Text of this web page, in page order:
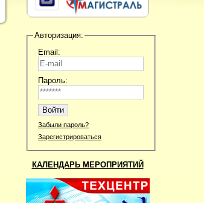
Авторизация:
Email:
Пароль:
Забыли пароль?
Зарегистрироваться
КАЛЕНДАРЬ МЕРОПРИЯТИЙ